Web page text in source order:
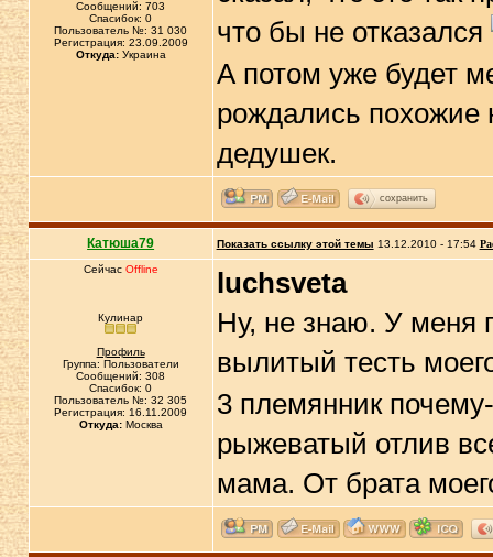
Сообщений: 703
Спасибок: 0
Пользователь №: 31 030
Регистрация: 23.09.2009
Откуда:Украина
что бы не отказался
А потом уже будет
рождались похожие
дедушек.
сохранить
Катюша79 Показать ссылку этой темы 13.12.2010 - 17:54
Сейчас Offline
Кулинар
Профиль
Группа: Пользователи
Сообщений: 308
Спасибок: 0
Пользователь №: 32 305
Регистрация: 16.11.2009
Откуда:Москва
luchsveta
Ну, не знаю. У меня
вылитый тесть
3 племянник
рыжеватый отлив
мама. От брата